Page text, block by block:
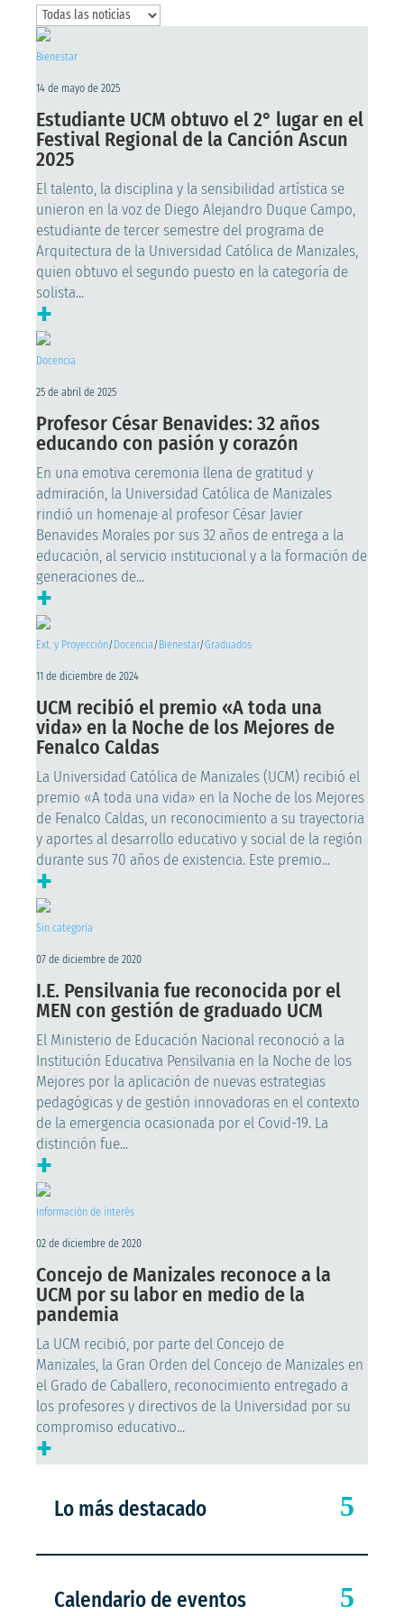
Bienestar
14 de mayo de 2025
Estudiante UCM obtuvo el 2° lugar en el
Festival Regional de la Canción Ascun
2025
El talento, la disciplina y la sensibilidad artística se
unieron en la voz de Diego Alejandro Duque Campo,
estudiante de tercer semestre del programa de
Arquitectura de la Universidad Católica de Manizales,
quien obtuvo el segundo puesto en la categoría de
solista...
+
Docencia
25 de abril de 2025
Profesor César Benavides: 32 años
educando con pasión y corazón
En una emotiva ceremonia llena de gratitud y
admiración, la Universidad Católica de Manizales
rindió un homenaje al profesor César Javier
Benavides Morales por sus 32 años de entrega a la
educación, al servicio institucional y a la formación de
generaciones de...
+
Ext. y Proyección/ Docencia/ Bienestar/Graduados
11 de diciembre de 2024
UCM recibió el premio «A toda una
vida» en la Noche de los Mejores de
Fenalco Caldas
La Universidad Católica de Manizales (UCM) recibió el
premio «A toda una vida» en la Noche de los Mejores
de Fenalco Caldas, un reconocimiento a su trayectoria
y aportes al desarrollo educativo y social de la región
durante sus 70 años de existencia. Este premio...
+
Sin categoría
07 de diciembre de 2020
I.E. Pensilvania fue reconocida por el
MEN con gestión de graduado UCM
El Ministerio de Educación Nacional reconoció a la
Institución Educativa Pensilvania en la Noche de los
Mejores por la aplicación de nuevas estrategias
pedagógicas y de gestión innovadoras en el contexto
de la emergencia ocasionada por el Covid-19. La
distinción fue...
+
Información de interés
02 de diciembre de 2020
Concejo de Manizales reconoce a la
UCM por su labor en medio de la
pandemia
La UCM recibió, por parte del Concejo de
Manizales, la Gran Orden del Concejo de Manizales en
el Grado de Caballero, reconocimiento entregado a
los profesores y directivos de la Universidad por su
compromiso educativo...
+
Lo más destacado
Calendario de eventos